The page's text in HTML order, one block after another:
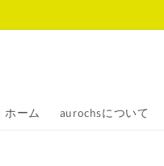
ホーム aurochsについて